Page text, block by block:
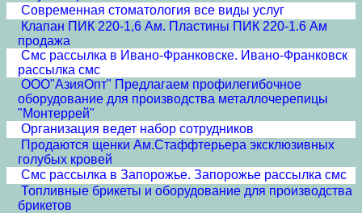
Современная стоматология все виды услуг
Клапан ПИК 220-1,6 Ам. Пластины ПИК 220-1.6 Ам
продажа
Смс рассылка в Ивано-Франковске. Ивано-Франковск
рассылка смс
ООО"АзияОпт" Предлагаем профилегибочное
оборудование для производства металлочерепицы
"Монтеррей"
Организация ведет набор сотрудников
Продаются щенки Ам.Стаффтерьера эксклюзивных
голубых кровей
Смс рассылка в Запорожье. Запорожье рассылка смс
Топливные брикеты и оборудование для производства
брикетов